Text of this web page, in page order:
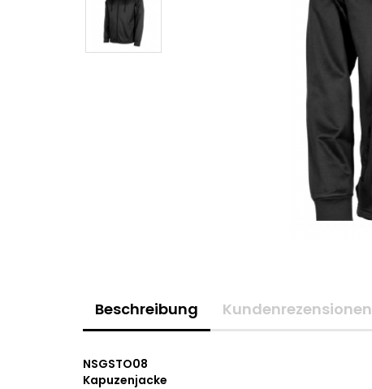
Beschreibung Kundenrezensionen
NSGSTO08
Kapuzenjacke